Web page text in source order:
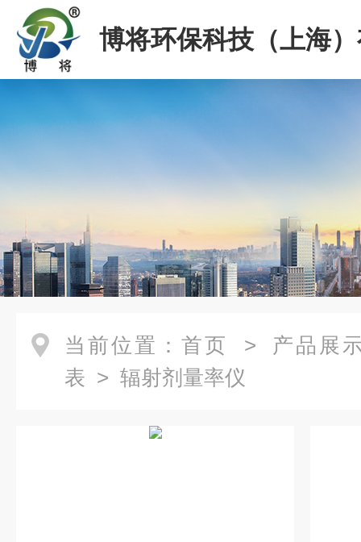
博将环保科技（上海
司
当前位置： 首页 > 产品展
表 > 辐射剂量率仪